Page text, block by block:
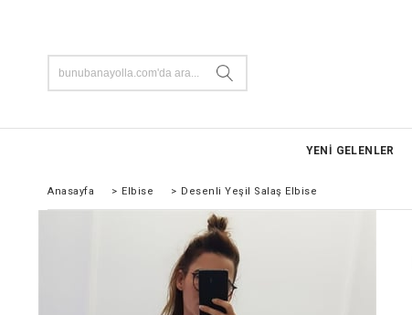
YENİ GELENLER
Anasayfa > Elbise > Desenli Yeşil Salaş Elbise